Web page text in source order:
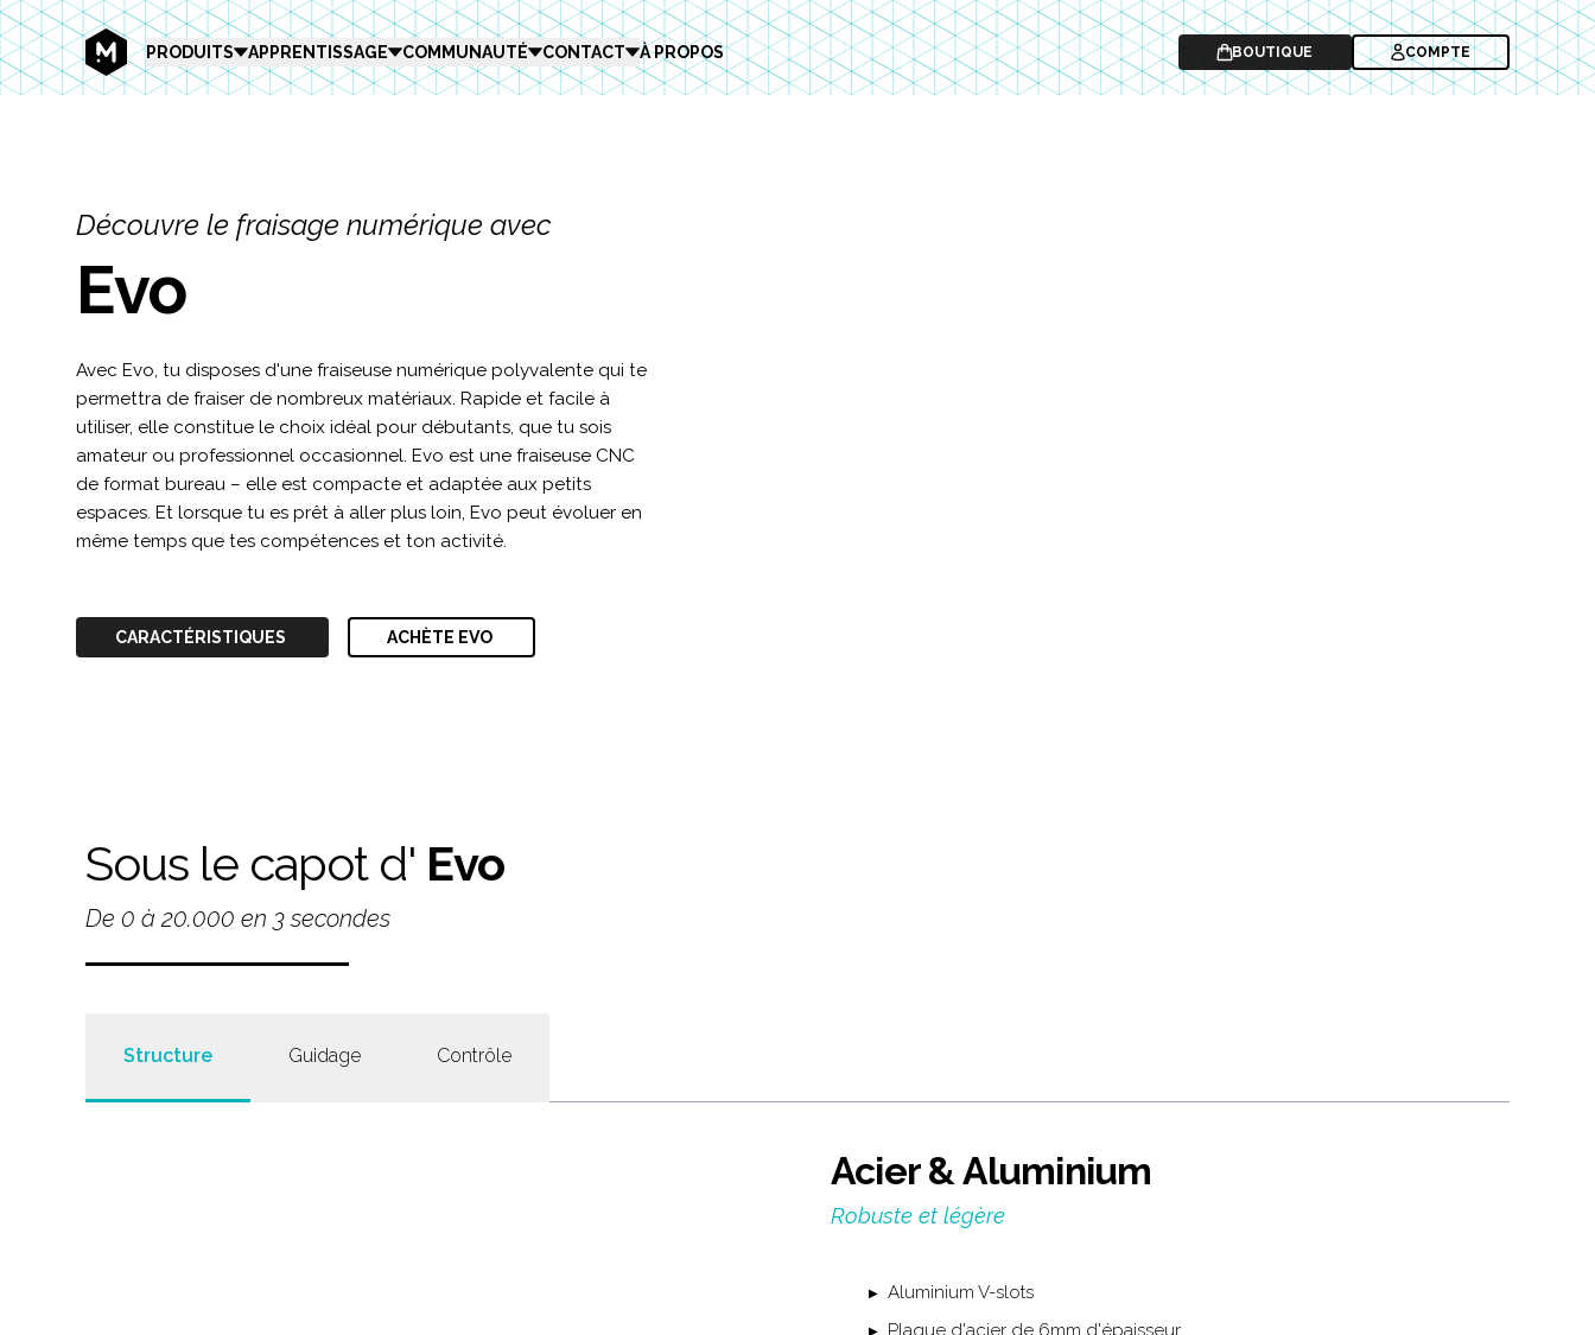
MEKANIKAPRODUITS APPRENTISSAGE COMMUNAUTÉ CONTACT À PROPOS BOUTIQUE COMPTE
Découvre le fraisage numérique avec
Evo
Avec Evo, tu disposes d'une fraiseuse numérique polyvalente qui te
permettra de fraiser de nombreux matériaux. Rapide et facile à
utiliser, elle constitue le choix idéal pour débutants, que tu sois
amateur ou professionnel occasionnel. Evo est une fraiseuse CNC
de format bureau – elle est compacte et adaptée aux petits
espaces. Et lorsque tu es prêt à aller plus loin, Evo peut évoluer en
même temps que tes compétences et ton activité.
CARACTÉRISTIQUES ACHÈTE EVO
Sous le capot d' Evo
De 0 à 20.000 en 3 secondes
Structure Guidage Contrôle
Acier & Aluminium
Robuste et légère
Aluminium V-slots
Plaque d'acier de 6mm d'épaisseur